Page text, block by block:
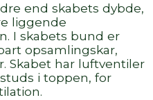
end skabets dybde,
liggende
I skabets bund er
opsamlingskar,
Skabet har luftventiler
i toppen, for